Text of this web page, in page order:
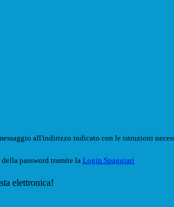
all'indirizzo indicato con le istruzioni
password tramite la Login Spaggiari
elettronica!